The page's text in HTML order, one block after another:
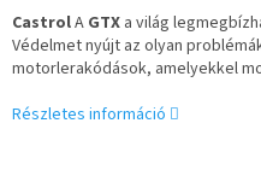
CastrolA GTX a világ
Védelmet nyújt az olyan
motorlerakódások, amelyekkel
Részletes információ